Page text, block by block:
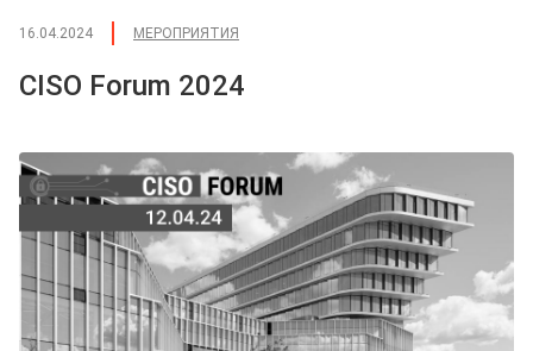
16.04.2024 МЕРОПРИЯТИЯ
CISO Forum 2024